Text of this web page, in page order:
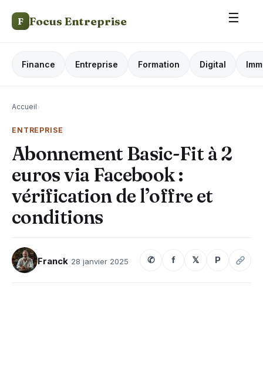
F Focus Entreprise ☰
Finance Entreprise Formation Digital
Accueil›
ENTREPRISE
Abonnement Basic-Fit à 2
euros via Facebook :
vérification de l’offre et
conditions
Franck 28 janvier 2025 ✆ f 𝕏 P